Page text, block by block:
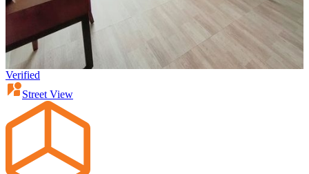
Verified
Street View